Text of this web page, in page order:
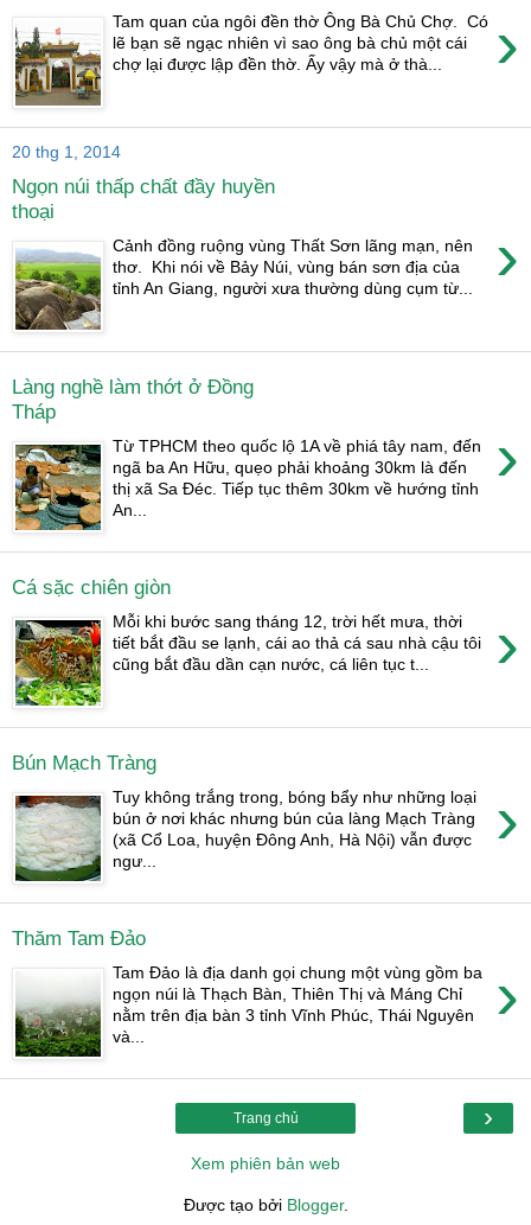
›
Tam quan của ngôi đền thờ Ông Bà Chủ Chợ. Có
lẽ bạn sẽ ngạc nhiên vì sao ông bà chủ một cái
chợ lại được lập đền thờ. Ấy vậy mà ở thà...
20 thg 1, 2014
Ngọn núi thấp chất đầy huyền
thoại
›
Cảnh đồng ruộng vùng Thất Sơn lãng mạn, nên
thơ. Khi nói về Bảy Núi, vùng bán sơn địa của
tỉnh An Giang, người xưa thường dùng cụm từ...
Làng nghề làm thớt ở Đồng
Tháp
›
Từ TPHCM theo quốc lộ 1A về phiá tây nam, đến
ngã ba An Hữu, quẹo phải khoảng 30km là đến
thị xã Sa Đéc. Tiếp tục thêm 30km về hướng tỉnh
An...
Cá sặc chiên giòn
›
Mỗi khi bước sang tháng 12, trời hết mưa, thời
tiết bắt đầu se lạnh, cái ao thả cá sau nhà cậu tôi
cũng bắt đầu dần cạn nước, cá liên tục t...
Bún Mạch Tràng
›
Tuy không trắng trong, bóng bẩy như những loại
bún ở nơi khác nhưng bún của làng Mạch Tràng
(xã Cổ Loa, huyện Đông Anh, Hà Nội) vẫn được
ngư...
Thăm Tam Đảo
›
Tam Đảo là địa danh gọi chung một vùng gồm ba
ngọn núi là Thạch Bàn, Thiên Thị và Máng Chỉ
nằm trên địa bàn 3 tỉnh Vĩnh Phúc, Thái Nguyên
và...
›
Trang chủ
Xem phiên bản web
Được tạo bởi Blogger.